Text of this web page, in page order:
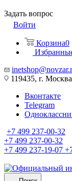
Задать вопрос
Войти
Корзина0
119435, г.
Вконтакте
Telegram
+7 499 237-00-32
+7 499 237-00-32
+7 499 237-19-07